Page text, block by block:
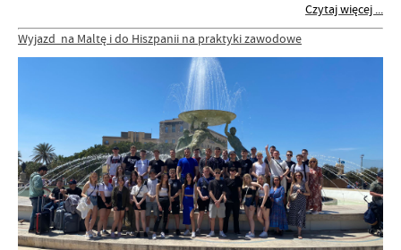
Czytaj więcej ...
Wyjazd na Maltę i do Hiszpanii na praktyki zawodowe